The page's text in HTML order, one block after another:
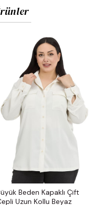
Beden Kapaklı Çift
Uzun Kollu Beyaz